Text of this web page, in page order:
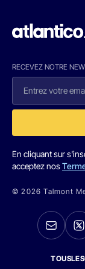
RECEVEZ NOTRE
En cliquant sur
acceptez nos
© 2026 Talmont